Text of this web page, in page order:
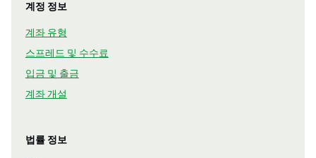
계정 정보
계좌 유형
스프레드 및 수수료
입금 및 출금
계좌 개설
법률 정보